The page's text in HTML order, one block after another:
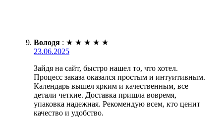
Володя : ★ ★ ★ ★ ★
23.06.2025
Зайдя на сайт, быстро нашел то, что хотел.
Процесс заказа оказался простым и интуитивным.
Календарь вышел ярким и качественным, все
детали четкие. Доставка пришла вовремя,
упаковка надежная. Рекомендую всем, кто ценит
качество и удобство.